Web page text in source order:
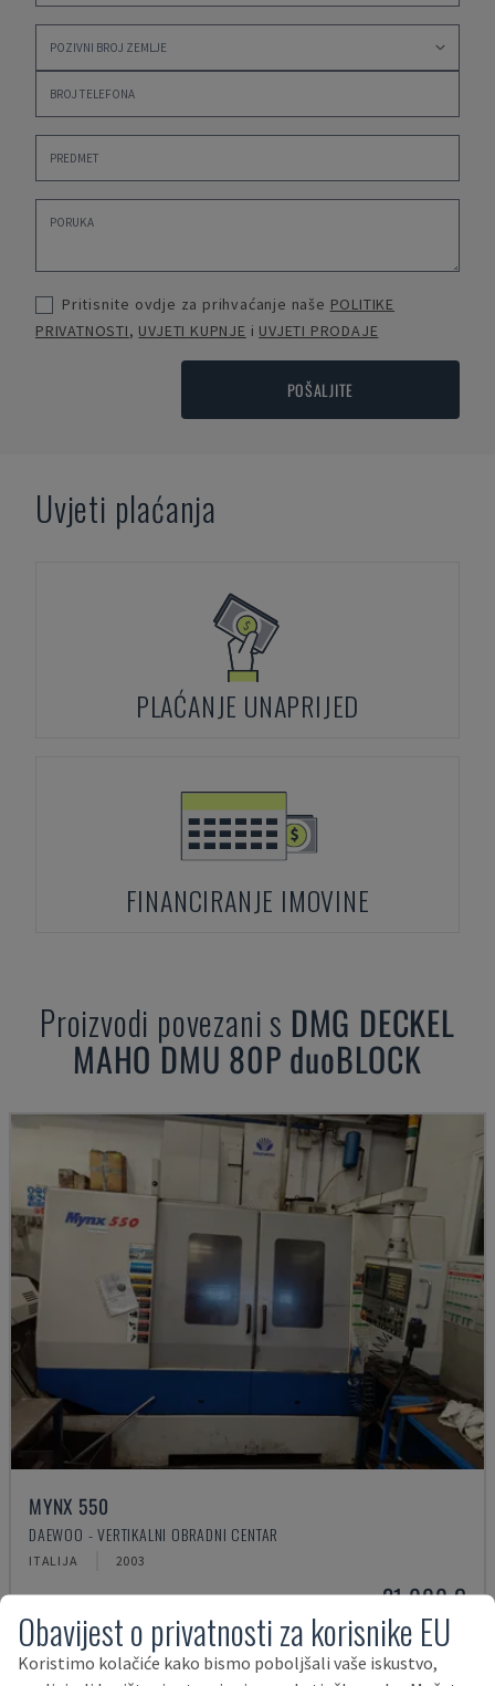
Pritisnite ovdje za prihvaćanje naše POLITIKE
PRIVATNOSTI, UVJETI KUPNJE i UVJETI PRODAJE
POŠALJITE
Uvjeti plaćanja
PLAĆANJE UNAPRIJED
FINANCIRANJE IMOVINE
Proizvodi povezani s DMG DECKEL
MAHO DMU 80P duoBLOCK
MYNX 550
DAEWOO - VERTIKALNI OBRADNI CENTAR
ITALIJA 2003
21.000 €
Obavijest o privatnosti za korisnike EU
Koristimo kolačiće kako bismo poboljšali vaše iskustvo,